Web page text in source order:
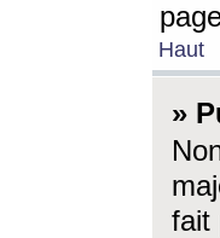
Haut
»
fait